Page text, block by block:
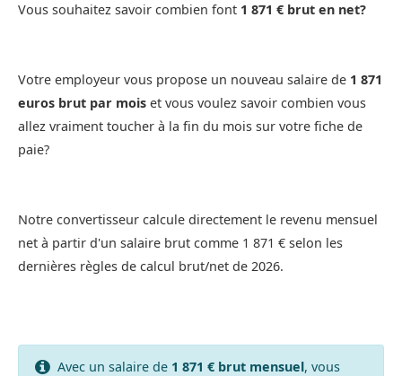
Vous souhaitez savoir combien font 1 871 € brut en net?
Votre employeur vous propose un nouveau salaire de 1 871
euros brut par mois et vous voulez savoir combien vous
allez vraiment toucher à la fin du mois sur votre fiche de
paie?
Notre convertisseur calcule directement le revenu mensuel
net à partir d'un salaire brut comme 1 871 € selon les
dernières règles de calcul brut/net de 2026.
Avec un salaire de 1 871 € brut mensuel, vous